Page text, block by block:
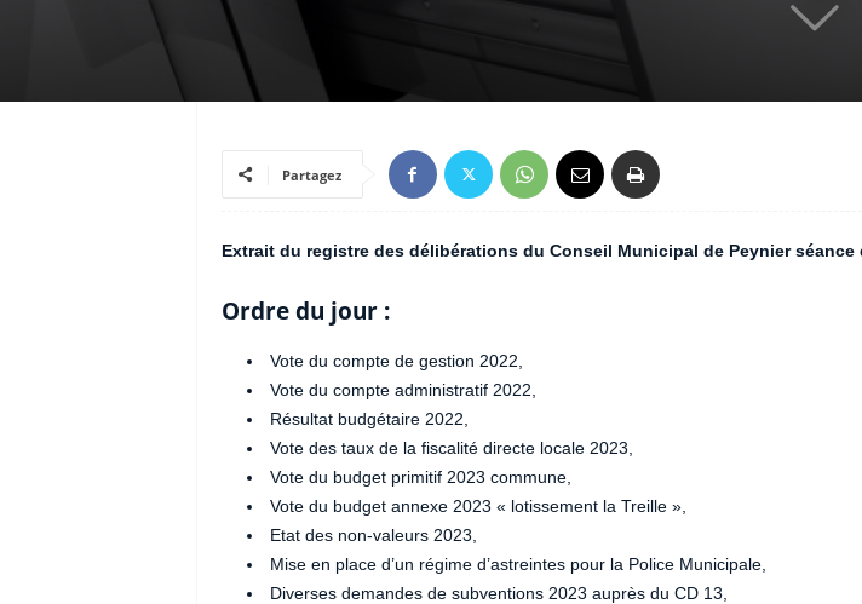
Partagez
Extrait du registre des délibérations du Conseil Municipal de Peynier séance
Ordre du jour :
Vote du compte de gestion 2022,
Vote du compte administratif 2022,
Résultat budgétaire 2022,
Vote des taux de la fiscalité directe locale 2023,
Vote du budget primitif 2023 commune,
Vote du budget annexe 2023 « lotissement la Treille »,
Etat des non-valeurs 2023,
Mise en place d’un régime d’astreintes pour la Police Municipale,
Diverses demandes de subventions 2023 auprès du CD 13,